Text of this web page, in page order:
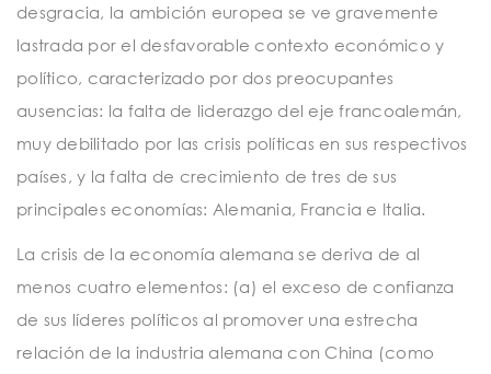
desgracia, la ambición europea se ve gravemente
lastrada por el desfavorable contexto económico y
político, caracterizado por dos preocupantes
ausencias: la falta de liderazgo del eje francoalemán,
muy debilitado por las crisis políticas en sus respectivos
países, y la falta de crecimiento de tres de sus
principales economías: Alemania, Francia e Italia.
La crisis de la economía alemana se deriva de al
menos cuatro elementos: (a) el exceso de confianza
de sus líderes políticos al promover una estrecha
relación de la industria alemana con China (como